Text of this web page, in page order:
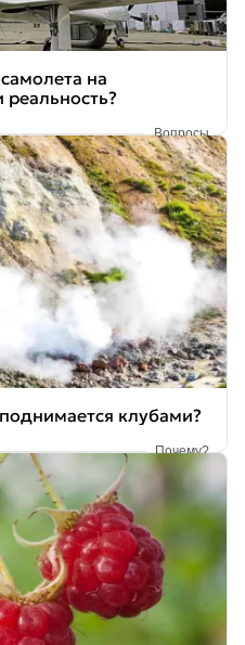
на
реальность?
Вопросы
клубами?
Почему?